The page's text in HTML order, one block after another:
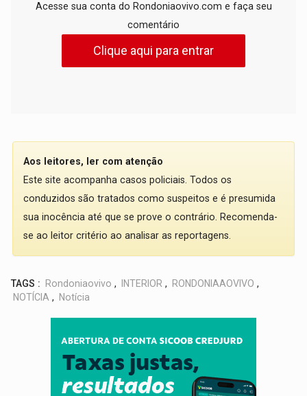
Acesse sua conta do Rondoniaovivo.com e faça seu
comentário
Clique aqui para entrar
Aos leitores, ler com atenção
Este site acompanha casos policiais. Todos os
conduzidos são tratados como suspeitos e é presumida
sua inocência até que se prove o contrário. Recomenda-
se ao leitor critério ao analisar as reportagens.
TAGS : Rondoniaovivo , INTERIOR , RONDONIAAOVIVO ,
NOTÍCIA , Notícia